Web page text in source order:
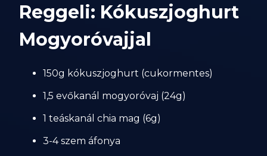
Reggeli: Kókuszjoghurt
Mogyoróvajjal
150g kókuszjoghurt (cukormentes)
1,5 evőkanál mogyoróvaj (24g)
1 teáskanál chia mag (6g)
3-4 szem áfonya